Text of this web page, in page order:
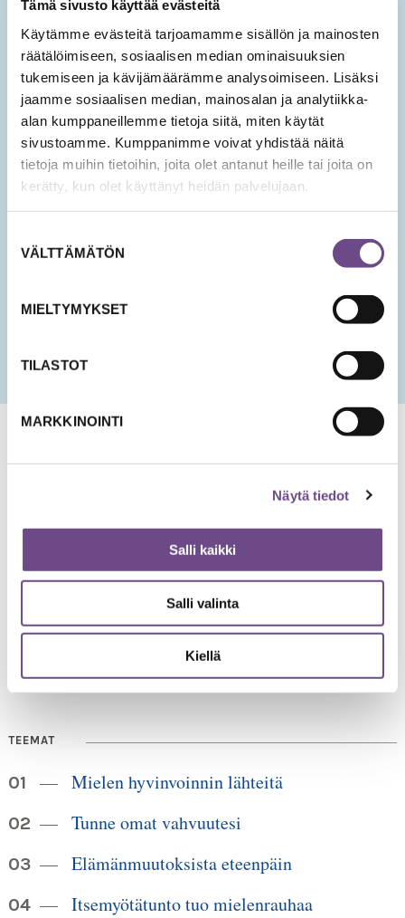
Tämä sivusto käyttää evästeitä
Käytämme evästeitä tarjoamamme sisällön ja mainosten
räätälöimiseen, sosiaalisen median ominaisuuksien
tukemiseen ja kävijämäärämme analysoimiseen. Lisäksi
jaamme sosiaalisen median, mainosalan ja analytiikka-
alan kumppaneillemme tietoja siitä, miten käytät
sivustoamme. Kumppanimme voivat yhdistää näitä
tietoja muihin tietoihin, joita olet antanut heille tai joita on
kerätty, kun olet käyttänyt heidän palvelujaan.
valinta
VÄLTTÄMÄTÖN
MIELTYMYKSET
TILASTOT
MARKKINOINTI
Näytä tiedot
Salli kaikki
Salli valinta
Kiellä
uusista sisällöistä sekä ajankohtaisista mielen
hyvinvoinnin teemoista.
Tilaa Ikäopisto -uutiset
SÄHKÖPOSTIOSOITE*
KK
slash
PP
Jämsänkatu 2
30.6.2026, sen jälkeen numero on 040 350 3104
TEEMAT
Mielen hyvinvoinnin lähteitä
Tunne omat vahvuutesi
Elämänmuutoksista eteenpäin
Itsemyötätunto tuo mielenrauhaa